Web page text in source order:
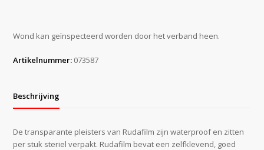
cm
50
Wond kan geïnspecteerd worden door het verband heen.
Artikelnummer: 073587
Beschrijving
De transparante pleisters van Rudafilm zijn waterproof en zitten
per stuk steriel verpakt. Rudafilm bevat een zelfklevend, goed